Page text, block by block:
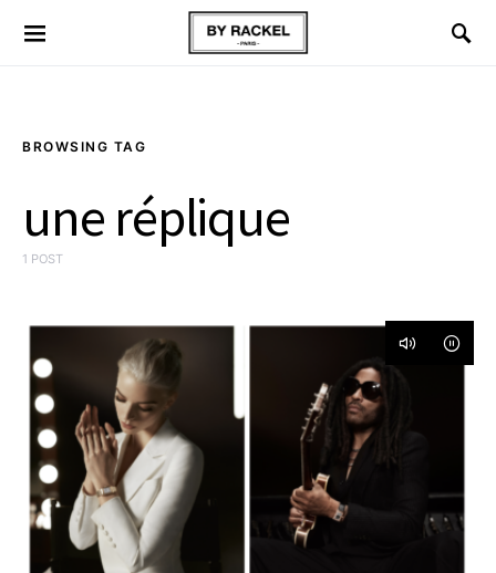
BROWSING TAG
une réplique
1 POST